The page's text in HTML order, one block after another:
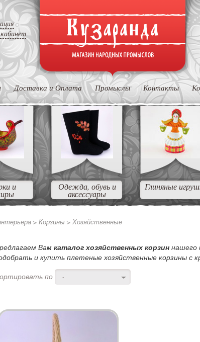
Доставка и Оплата Промыслы Контакты
и Одежда, обувь и
аксессуары
Глиняные
> Корзины > Хозяйственные
Вам каталог хозяйственных корзин нашего
и купить плетеные хозяйственные корзины с
по
-